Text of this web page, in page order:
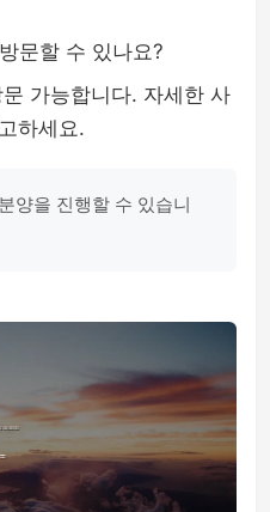
문할 수 있나요?
가능합니다. 자세한 사
하세요.
양을 진행할 수 있습니